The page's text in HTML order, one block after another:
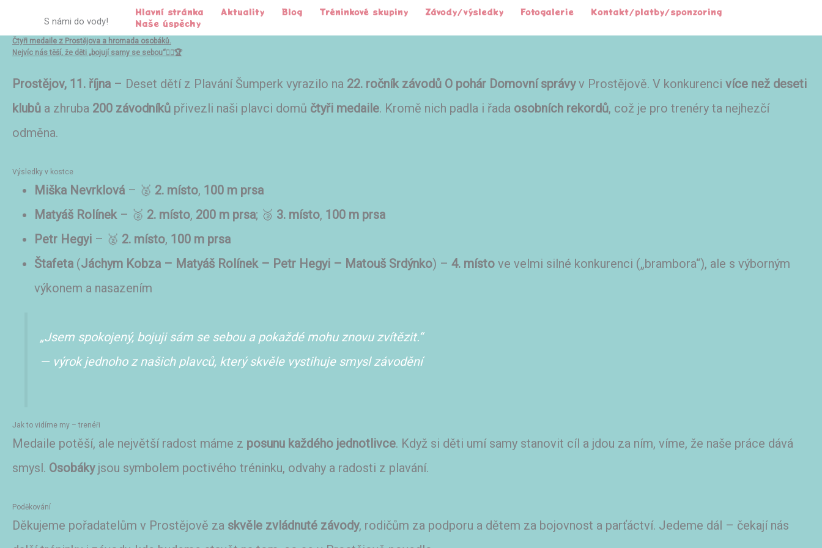
S námi do vody!
Hlavní stránka Aktuality Blog Tréninkové skupiny Závody/výsledky Fotogalerie
Kontakt/platby/sponzoring
Naše úspěchy
Čtyři medaile z Prostějova a hromada osobáků.
Nejvíc nás těší, že děti „bojují samy se sebou“🏊‍♀️🏆
Prostějov, 11. října – Deset dětí z Plavání Šumperk vyrazilo na 22. ročník závodů O pohár Domovní správyv Prostějově. V konkurenci více než deseti
klubů a zhruba 200 závodníků přivezli naši plavci domů čtyři medaile. Kromě nich padla i řada osobních rekordů, což je pro trenéry ta nejhezčí
odměna.
Výsledky v kostce
Miška Nevrklová – 🥈 2. místo, 100 m prsa
Matyáš Rolínek– 🥈 2. místo, 200 m prsa; 🥉 3. místo, 100 m prsa
Petr Hegyi – 🥈 2. místo, 100 m prsa
Štafeta (Jáchym Kobza – Matyáš Rolínek – Petr Hegyi – Matouš Srdýnko) – 4. místo ve velmi silné konkurenci („brambora“), ale s výborným
výkonem a nasazením
„Jsem spokojený, bojuji sám se sebou a pokaždé mohu znovu zvítězit.“
— výrok jednoho z našich plavců, který skvěle vystihuje smysl závodění
Jak to vidíme my – trenéři
Medaile potěší, ale největší radost máme z posunu každého jednotlivce. Když si děti umí samy stanovit cíl a jdou za ním, víme, že naše práce dává
smysl. Osobákyjsou symbolem poctivého tréninku, odvahy a radosti z plavání.
Poděkování
Děkujeme pořadatelům v Prostějově za skvěle zvládnuté závody, rodičům za podporu a dětem za bojovnost a parťáctví. Jedeme dál – čekají nás